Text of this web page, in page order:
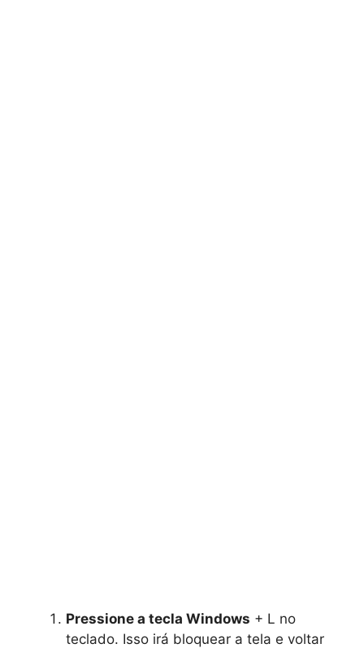
Pressione a tecla Windows + L no
teclado. Isso irá bloquear a tela e voltar